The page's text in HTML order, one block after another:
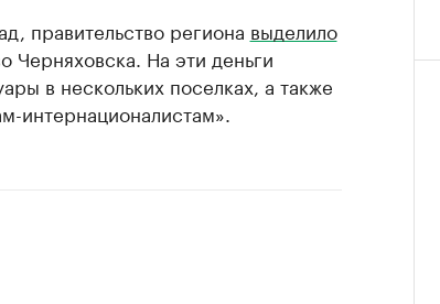
правительство региона выделило
Черняховска. На эти деньги
в нескольких поселках, а также
интернационалистам».